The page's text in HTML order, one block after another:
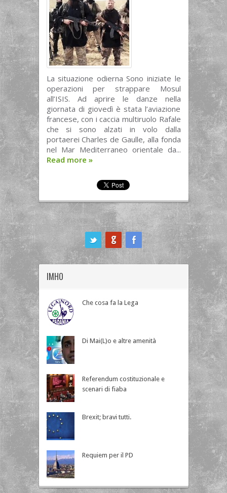
La situazione odierna Sono iniziate le
operazioni per strappare Mosul
all’ISIS. Ad aprire le danze nella
giornata di giovedì è stata l’aviazione
francese, con i caccia multiruolo Rafale
che si sono alzati in volo dalla
portaerei Charles de Gaulle, alla fonda
nel Mar Mediterraneo orientale da...
Read more »
IMHO
Che cosa fa la Lega
Di Mai(L)o e altre amenità
Referendum costituzionale e
scenari di fiaba
Brexit; bravi tutti.
Requiem per il PD